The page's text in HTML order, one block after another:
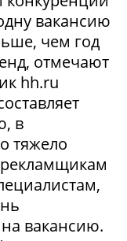
вакансию
чем год
отмечают
hh.ru
в
тяжело
вакансию.